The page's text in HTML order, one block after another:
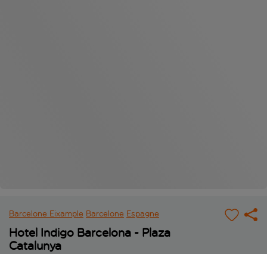
Barcelone Eixample Barcelone Espagne
Hotel Indigo Barcelona - Plaza
Catalunya